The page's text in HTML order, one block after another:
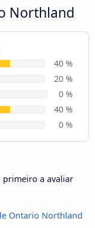
Northland
40 %
20 %
0 %
40 %
0 %
primeiro a avaliar
Ontario Northland